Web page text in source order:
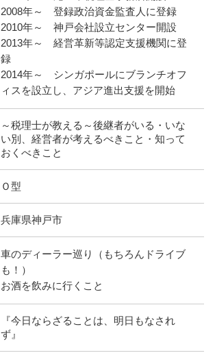
2008年～ 登録政治資金監査人に登録
2010年～ 神戸会社設立センター開設
2013年～ 経営革新等認定支援機関に登
録
2014年～ シンガポールにブランチオフ
ィスを設立し、アジア進出支援を開始
～税理士が教える～後継者がいる・いな
い別、経営者が考えるべきこと・知って
おくべきこと
Ｏ型
兵庫県神戸市
車のディーラー巡り（もちろんドライブ
も！）
お酒を飲みに行くこと
『今日ならざることは、明日もなされ
ず』